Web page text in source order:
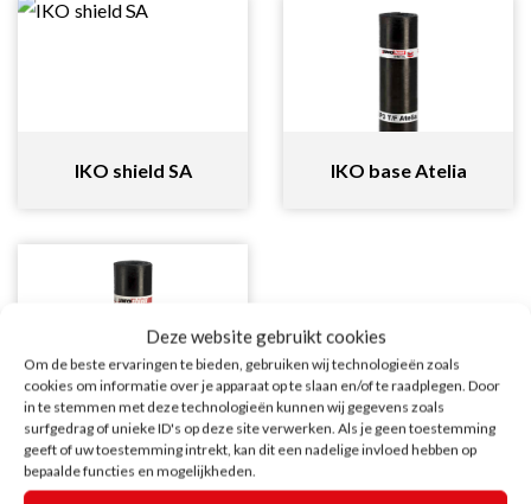
Deze website gebruikt cookies
Om de beste ervaringen te bieden, gebruiken wij technologieën zoals
cookies om informatie over je apparaat op te slaan en/of te raadplegen. Door
in te stemmen met deze technologieën kunnen wij gegevens zoals
surfgedrag of unieke ID's op deze site verwerken. Als je geen toestemming
geeft of uw toestemming intrekt, kan dit een nadelige invloed hebben op
bepaalde functies en mogelijkheden.
IKO shield SA IKO base Atelia
IKO shield